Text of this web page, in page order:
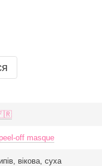
🇫🇷
off masque
вікова, суха